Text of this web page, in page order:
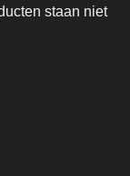
staan niet